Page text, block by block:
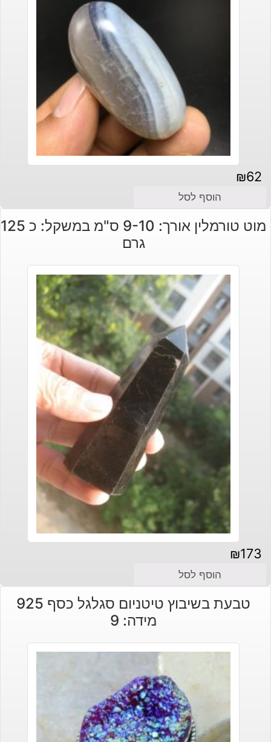
₪62
הוסף לסל
מוט טורמלין אורך: 9-10 ס"מ במשקל: כ 125
גרם
₪173
הוסף לסל
טבעת בשיבוץ טיטניום סגלגל כסף 925
מידה: 9